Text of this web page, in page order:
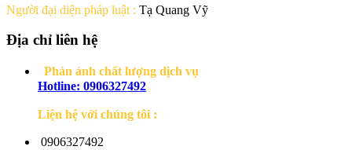
Người đại diện pháp luật : Tạ Quang Vỹ
Địa chỉ liên hệ
Phản ánh chất lượng dịch vụ
Hotline: 0906327492
Liện hệ với chúng tôi :
0906327492